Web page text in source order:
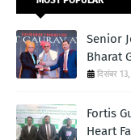
Senior
Bharat
दिसंबर
Fortis
Heart